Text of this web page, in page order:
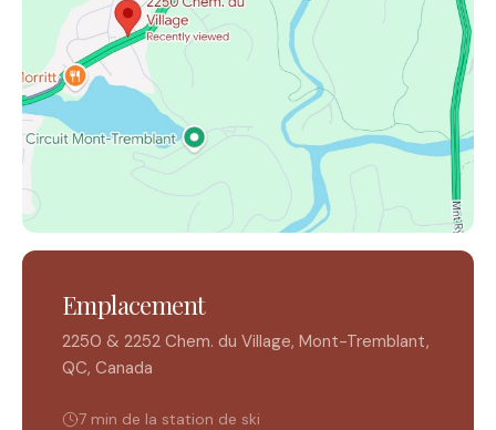
Emplacement
2250 & 2252 Chem. du Village, Mont-Tremblant,
QC, Canada
7 min de la station de ski